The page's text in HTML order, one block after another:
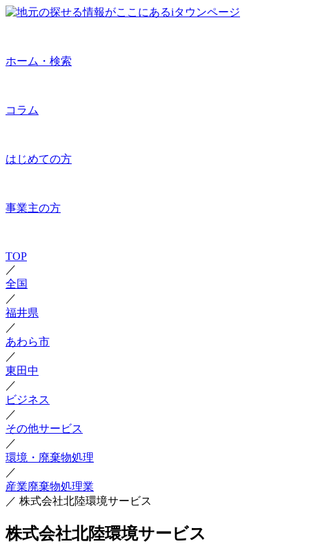
ホーム・検索
コラム
はじめての方
事業主の方
TOP
／
全国
／
福井県
／
あわら市
／
東田中
／
ビジネス
／
その他サービス
／
環境・廃棄物処理
／
産業廃棄物処理業
／ 株式会社北陸環境サービス
株式会社北陸環境サービス